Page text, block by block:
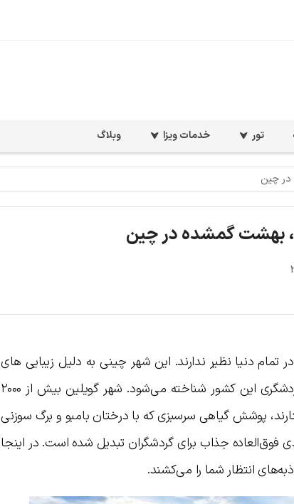
تور خدمات ویزا وبلاگ
در چین
بهشت گمشده در چین
در تمام دنیا نظیر ندارند. این شهر چینی به دلیل زیبایی های
طبیعی و گنجینه های تاریخی به عنوان مروارید صنعت گردشگری این کشور شناخته می‌شود. شهر گو‌یلین بیش از ۲۰۰۰
پوشش گیاهی سرسبزی که با درختان بامبو و برگ سوزنی
جذاب برای گردشگران تبدیل شده است. در اینجا
انتظار شما را می‌کشند.